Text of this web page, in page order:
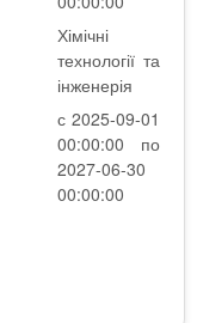
Хімічні
технології та
інженерія
с 2025-09-01
00:00:00 по
2027-06-30
00:00:00